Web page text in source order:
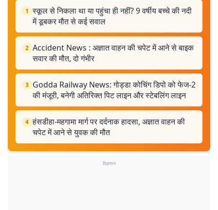
1 स्कूल से निकला था या पहुंचा ही नहीं? 9 वर्षीय बच्चे की नदी
में डूबकर मौत से कई सवाल
2 Accident News : अज्ञात वाहन की चपेट में आने से बाइक
सवार की मौत, दो गंभीर
3 Godda Railway News: गोड्डा कोचिंग डिपो को फेज-2
की मंजूरी, बनेगी अतिरिक्त पिट लाइन और स्टेबलिंग लाइन
4 हंसडीहा-महगामा मार्ग पर दर्दनाक हादसा, अज्ञात वाहन की
चपेट में आने से युवक की मौत
विज्ञापन